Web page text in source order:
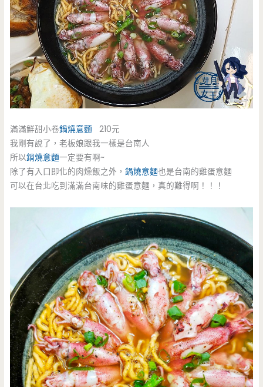
滿滿鮮甜小卷鍋燒意麵 210元
我剛有說了，老板娘跟我一樣是台南人
所以鍋燒意麵一定要有啊~
除了有入口即化的肉燥飯之外，鍋燒意麵也是台南的雞蛋意麵
可以在台北吃到滿滿台南味的雞蛋意麵，真的難得啊！！！